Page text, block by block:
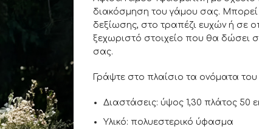
διακόσμηση του γάμου σας. Μπορεί
δεξίωσης, στο τραπέζι ευχών ή σε
ξεχωριστό στοιχείο που θα δώσει
σας.
Γράψτε στο πλαίσιο τα ονόματα του
Διαστάσεις: ύψος 1,30 πλάτος 50
Υλικό: πολυεστερικό ύφασμα